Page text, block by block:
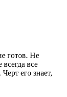
готов. Не
все
его знает,